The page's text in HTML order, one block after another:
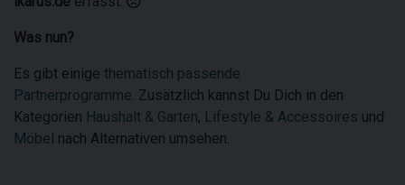
Was nun?
Es gibt einige thematisch passende
Partnerprogramme. Zusätzlich kannst Du Dich in den
Kategorien Haushalt & Garten, Lifestyle & Accessoires und
Möbel nach Alternativen umsehen.